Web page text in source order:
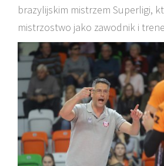
brazylijskim mistrzem Superligi,
mistrzostwo jako zawodnik i